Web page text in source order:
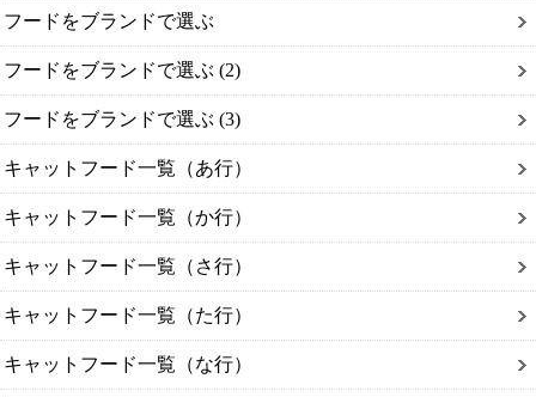
フードをブランドで選ぶ
フードをブランドで選ぶ (2)
フードをブランドで選ぶ (3)
キャットフード一覧（あ行）
キャットフード一覧（か行）
キャットフード一覧（さ行）
キャットフード一覧（た行）
キャットフード一覧（な行）